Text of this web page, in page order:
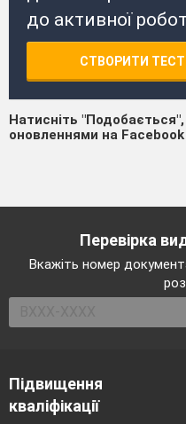
до активної
СТВОРИТИ ТЕСТ
Натисніть
оновленнями на Facebook
Перевірка
Вкажіть номер
Підвищення
кваліфікації